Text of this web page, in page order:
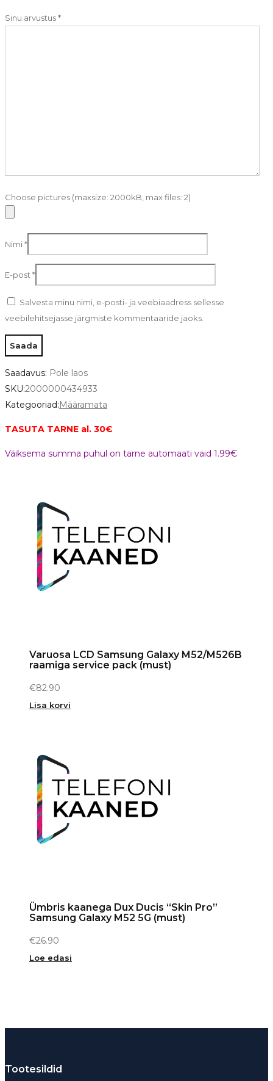
Sinu arvustus*
Choose pictures (maxsize: 2000kB, max files: 2)
Nimi*
E-post *
Salvesta minu nimi, e-posti- ja veebiaadress sellesse
veebilehitsejasse järgmiste kommentaaride jaoks.
Saadavus: Pole laos
SKU:2000000434933
Kategooriad:Määramata
TASUTA TARNE al. 30€
Väiksema summa puhul on tarne automaati vaid 1.99€
Varuosa LCD Samsung Galaxy M52/M526B
raamiga service pack (must)
€82.90
Lisa korvi
Ümbris kaanega Dux Ducis “Skin Pro”
Samsung Galaxy M52 5G (must)
€26.90
Loe edasi
Tootesildid